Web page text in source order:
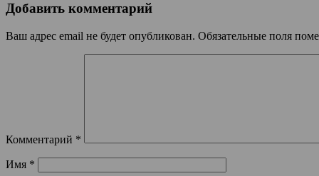
Добавить комментарий
Ваш адрес email не будет опубликован. Обязательные поля
Комментарий *
Имя *